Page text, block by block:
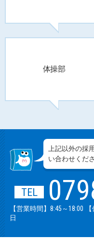
体操部
上記以外の採
い合わせくだ
TEL
【営業時間】8:45～18:00
日